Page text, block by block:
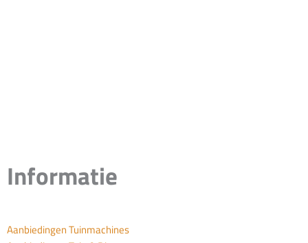
Informatie
Aanbiedingen Tuinmachines